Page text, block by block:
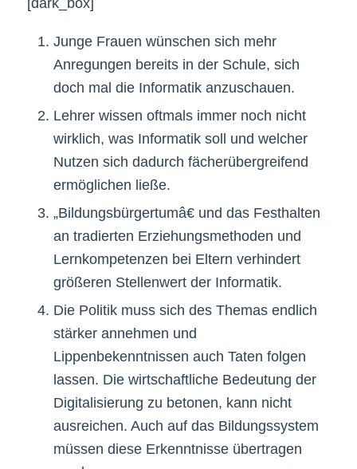
[dark_box]
Junge Frauen wünschen sich mehr
Anregungen bereits in der Schule, sich
doch mal die Informatik anzuschauen.
Lehrer wissen oftmals immer noch nicht
wirklich, was Informatik soll und welcher
Nutzen sich dadurch fächerübergreifend
ermöglichen ließe.
„Bildungsbürgertumâ€ und das Festhalten
an tradierten Erziehungsmethoden und
Lernkompetenzen bei Eltern verhindert
größeren Stellenwert der Informatik.
Die Politik muss sich des Themas endlich
stärker annehmen und
Lippenbekenntnissen auch Taten folgen
lassen. Die wirtschaftliche Bedeutung der
Digitalisierung zu betonen, kann nicht
ausreichen. Auch auf das Bildungssystem
müssen diese Erkenntnisse übertragen